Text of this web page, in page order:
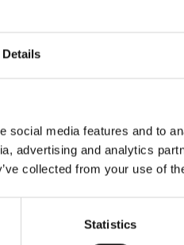
Details
social media features and to
advertising and analytics
collected from your use of
Statistics
ADJUFIX
TX30
SEK